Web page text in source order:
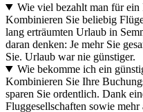
Wie viel bezahlt man für ein
Kombinieren Sie beliebig
lang erträumten Urlaub in
daran denken: Je mehr Sie
Sie. Urlaub war nie günstiger.
Wie bekomme ich ein
Kombinieren Sie Ihre
sparen Sie ordentlich. Dank
Fluggesellschaften sowie